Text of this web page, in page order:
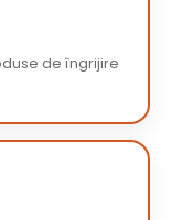
de îngrijire